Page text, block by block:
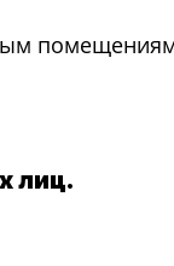
лиц.